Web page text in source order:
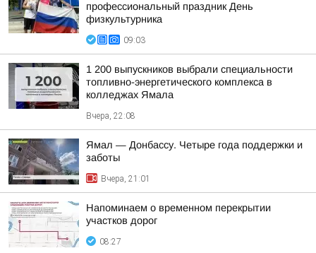
профессиональный праздник День
физкультурника
09:03
1 200 выпускников выбрали специальности
топливно-энергетического комплекса в
колледжах Ямала
Вчера, 22:08
Ямал — Донбассу. Четыре года поддержки и
заботы
Вчера, 21:01
Напоминаем о временном перекрытии
участков дорог
08:27